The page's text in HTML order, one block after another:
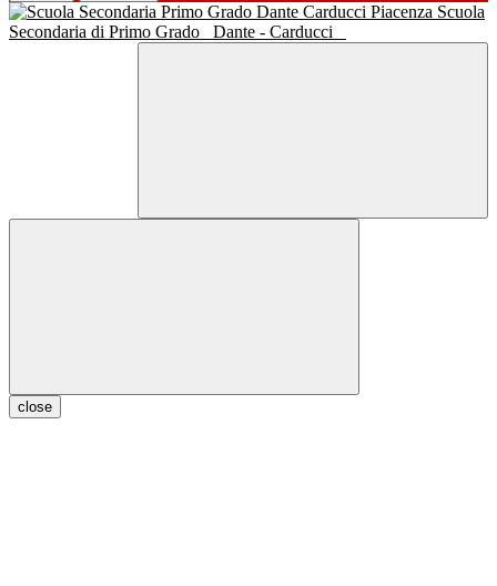
Scuola
Secondaria di Primo Grado
Dante - Carducci
close